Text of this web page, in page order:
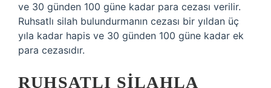
ve 30 günden 100 güne kadar para cezası verilir.
Ruhsatlı silah bulundurmanın cezası bir yıldan üç
yıla kadar hapis ve 30 günden 100 güne kadar ek
para cezasıdır.
RUHSATLI SILAHLA